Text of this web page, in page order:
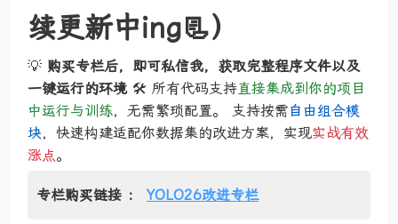
续更新中ing📃）
💡 购买专栏后，即可私信我，获取完整程序文件以及
一键运行的环境🛠️ 所有代码支持直接集成到你的项目
中运行与训练，无需繁琐配置。 支持按需自由组合模
块，快速构建适配你数据集的改进方案，实现实战有效
涨点。
专栏购买链接 ： YOLO26改进专栏